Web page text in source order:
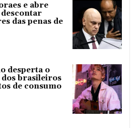
e abre
das penas de
desperta o
dos brasileiros
de consumo